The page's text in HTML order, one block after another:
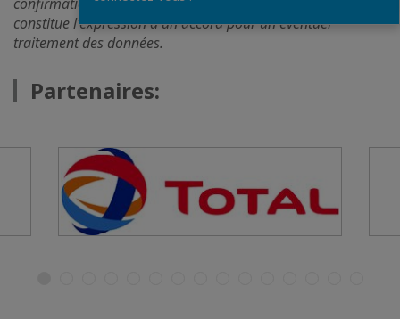
confirmation de votre participation à cet événement
constitue l'expression d'un accord pour un éventuel
traitement des données.
Partenaires: